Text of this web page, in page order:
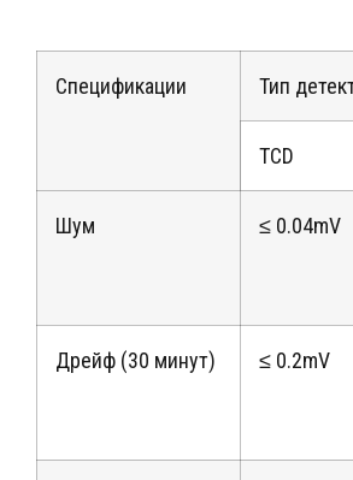
Спецификации Тип
TCD
Шум ≤ 0.04mV
Дрейф (30 минут) ≤ 0.2mV